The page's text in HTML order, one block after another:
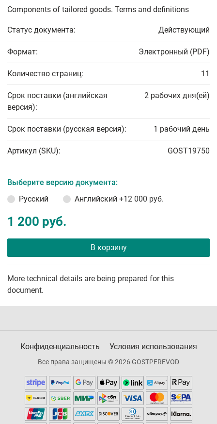
Components of tailored goods. Terms and definitions
Статус документа: Действующий
Формат: Электронный (PDF)
Количество страниц: 11
Срок поставки (английская
версия):
2 рабочих дня(ей)
Срок поставки (русская версия): 1 рабочий день
Артикул (SKU): GOST19750
Выберите версию документа:
Русский
Английский +12 000 руб.
1 200 руб.
В корзину
More technical details are being prepared for this
document.
Конфиденциальность Условия использования
Все права защищены © 2026 GOSTPEREVOD